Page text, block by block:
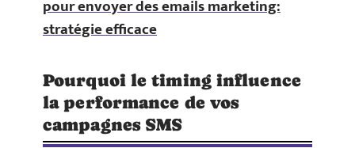
pour envoyer des emails marketing:
stratégie efficace
Pourquoi le timing influence
la performance de vos
campagnes SMS